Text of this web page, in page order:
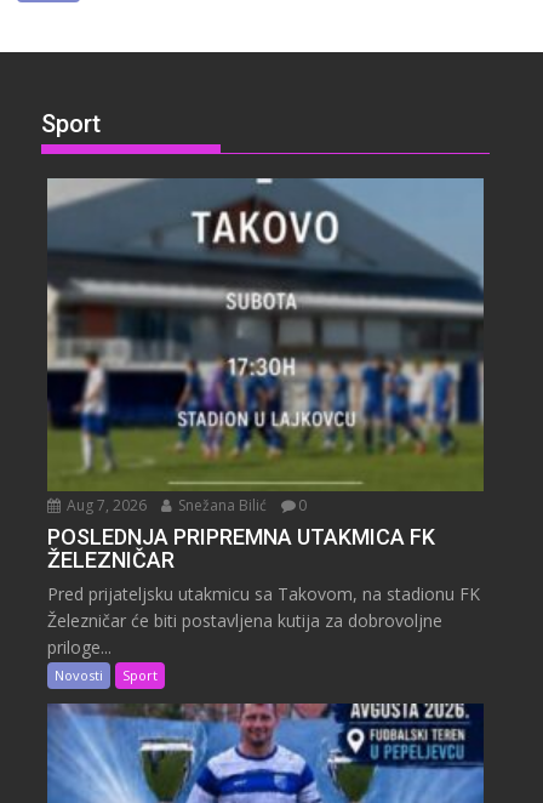
Sport
Aug 7, 2026 Snežana Bilić 0
POSLEDNJA PRIPREMNA UTAKMICA FK
ŽELEZNIČAR
Pred prijateljsku utakmicu sa Takovom, na stadionu FK
Železničar će biti postavljena kutija za dobrovoljne
priloge...
Novosti Sport